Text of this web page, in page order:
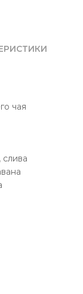
чая